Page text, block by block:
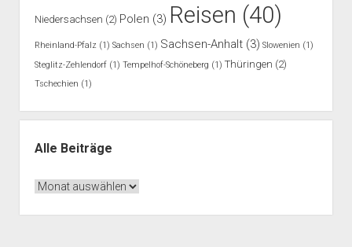
Niedersachsen (2) Polen (3) Reisen (40)
Rheinland-Pfalz (1) Sachsen (1) Sachsen-Anhalt(3) Slowenien (1)
Steglitz-Zehlendorf(1) Tempelhof-Schöneberg (1) Thüringen (2)
Tschechien (1)
Alle Beiträge
Alle